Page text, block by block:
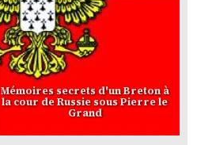
Mémoires secrets d'un Breton à
la cour de Russie sous Pierre le
Grand